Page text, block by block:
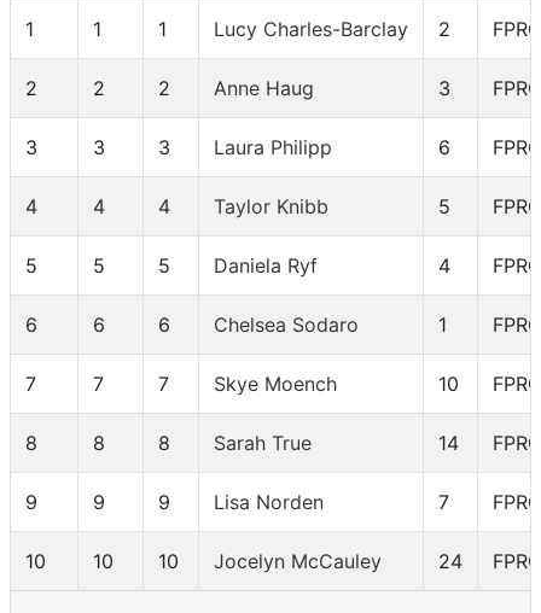
1 1 1 Lucy Charles-Barclay 2 FPRO
2 2 2 Anne Haug 3 FPRO
3 3 3 Laura Philipp 6 FPRO
4 4 4 Taylor Knibb 5 FPRO
5 5 5 Daniela Ryf 4 FPRO
6 6 6 Chelsea Sodaro 1 FPRO
7 7 7 Skye Moench 10 FPRO
8 8 8 Sarah True 14 FPRO
9 9 9 Lisa Norden 7 FPRO
10 10 10 Jocelyn McCauley 24 FPRO